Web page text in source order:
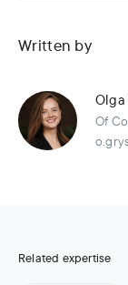
Written by
Olga
Of
Related expertise